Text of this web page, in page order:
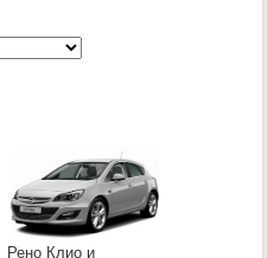
Рено Клио и